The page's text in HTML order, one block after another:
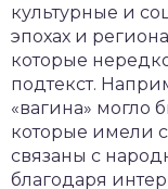
культурные и
эпохах и
которые
подтекст.
«вагина» могло
которые имели
связаны с
благодаря